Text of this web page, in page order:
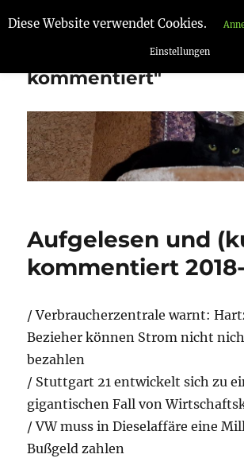
"Aufgelesen und
kommentiert"
Aufgelesen und
kommentiert
/ Verbraucherzentrale warnt:
Bezieher können Strom nicht
bezahlen
/ Stuttgart 21 entwickelt sich zu
gigantischen Fall von
/ VW muss in Dieselaffäre eine
Bußgeld zahlen
Diese Website verwendet Cookies.
Einstellungen